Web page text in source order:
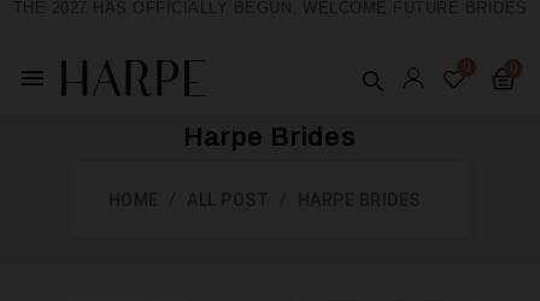
THE 2027 HAS OFFICIALLY BEGUN, WELCOME FUTURE BRIDES
menu
Harpe Brides